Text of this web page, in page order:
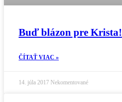
Buď blázon pre Krista!
ČÍTAŤ VIAC »
14. júla 2017 Nekomentované